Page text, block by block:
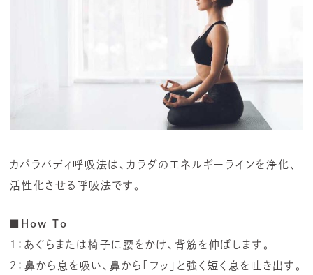
カパラバディ呼吸法は、カラダのエネルギーラインを浄化、
活性化させる呼吸法です。
■How To
１：あぐらまたは椅子に腰をかけ、背筋を伸ばします。
２：鼻から息を吸い、鼻から「フッ」と強く短く息を吐き出す。